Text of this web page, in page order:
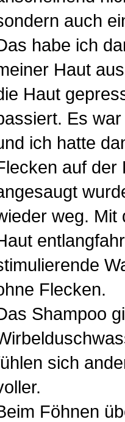
auch
habe ich
Haut
Haut
Es
ich hatte
auf der
weg. Mit
Flecken.
Shampoo
sich
Föhnen